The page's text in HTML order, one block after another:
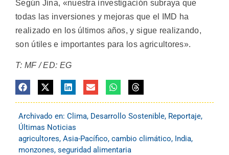
Según Jina, «nuestra investigación subraya que
todas las inversiones y mejoras que el IMD ha
realizado en los últimos años, y sigue realizando,
son útiles e importantes para los agricultores».
T: MF / ED: EG
Archivado en: Clima, Desarrollo Sostenible, Reportaje,
Últimas Noticias
agricultores, Asia-Pacífico, cambio climático, India,
monzones, seguridad alimentaria